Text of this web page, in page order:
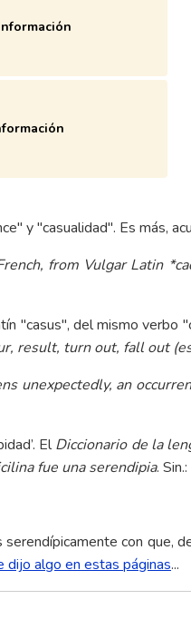
y "casualidad". Es más,
from Vulgar Latin
"casus", del mismo verbo
result, turn out, fall out
unexpectedly, an
ElDiccionario de la
fue una serendipia.
con que,
dijo algo en estas páginas...